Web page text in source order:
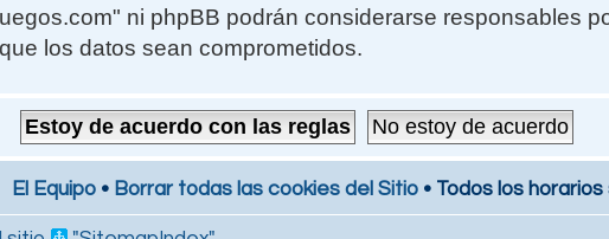
ni phpBB podrán considerarse responsables
los datos sean comprometidos.
El Equipo • Borrar todas las cookies del Sitio • Todos los